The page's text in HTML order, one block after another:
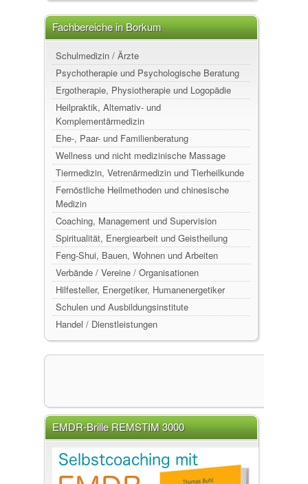
Fachbereiche in Borkum
Schulmedizin / Ärzte
Psychotherapie und Psychologische Beratung
Ergotherapie, Physiotherapie und Logopädie
Heilpraktik, Alternativ- und
Komplementärmedizin
Ehe-, Paar- und Familienberatung
Wellness und nicht medizinische Massage
Tiermedizin, Vetrenärmedizin und Tierheilkunde
Fernöstliche Heilmethoden und chinesische
Medizin
Coaching, Management und Supervision
Spiritualität, Energiearbeit und Geistheilung
Feng-Shui, Bauen, Wohnen und Arbeiten
Verbände / Vereine / Organisationen
Hilfesteller, Energetiker, Humanenergetiker
Schulen und Ausbildungsinstitute
Handel / Dienstleistungen
EMDR-Brille REMSTIM 3000